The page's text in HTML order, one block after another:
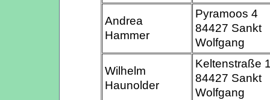
Andrea
Hammer
Pyramoos 4
84427 Sankt
Wolfgang
Wilhelm
Haunolder
Keltenstraße
84427 Sankt
Wolfgang